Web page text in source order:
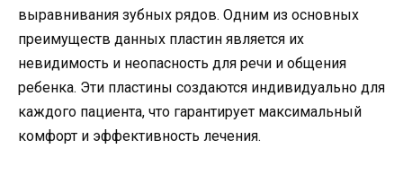
выравнивания зубных рядов. Одним из основных
преимуществ данных пластин является их
невидимость и неопасность для речи и общения
ребенка. Эти пластины создаются индивидуально для
каждого пациента, что гарантирует максимальный
комфорт и эффективность лечения.